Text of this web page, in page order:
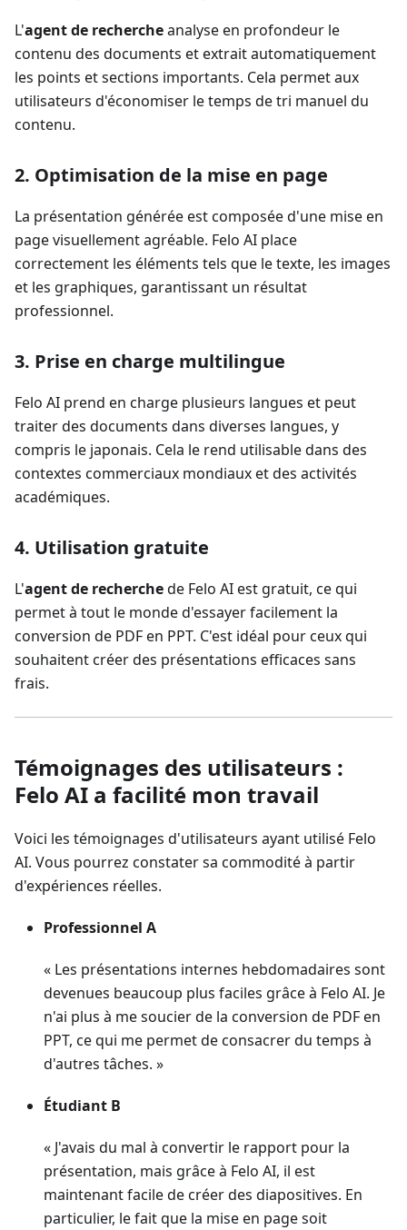
L'agent de rechercheanalyse en profondeur le
contenu des documents et extrait automatiquement
les points et sections importants. Cela permet aux
utilisateurs d'économiser le temps de tri manuel du
contenu.
2. Optimisation de la mise en page
La présentation générée est composée d'une mise en
page visuellement agréable. Felo AI place
correctement les éléments tels que le texte, les images
et les graphiques, garantissant un résultat
professionnel.
3. Prise en charge multilingue
Felo AI prend en charge plusieurs langues et peut
traiter des documents dans diverses langues, y
compris le japonais. Cela le rend utilisable dans des
contextes commerciaux mondiaux et des activités
académiques.
4. Utilisation gratuite
L'agent de recherchede Felo AI est gratuit, ce qui
permet à tout le monde d'essayer facilement la
conversion de PDF en PPT. C'est idéal pour ceux qui
souhaitent créer des présentations efficaces sans
frais.
Témoignages des utilisateurs :
Felo AI a facilité mon travail
Voici les témoignages d'utilisateurs ayant utilisé Felo
AI. Vous pourrez constater sa commodité à partir
d'expériences réelles.
Professionnel A
« Les présentations internes hebdomadaires sont
devenues beaucoup plus faciles grâce à Felo AI. Je
n'ai plus à me soucier de la conversion de PDF en
PPT, ce qui me permet de consacrer du temps à
d'autres tâches. »
Étudiant B
« J'avais du mal à convertir le rapport pour la
présentation, mais grâce à Felo AI, il est
maintenant facile de créer des diapositives. En
particulier, le fait que la mise en page soit